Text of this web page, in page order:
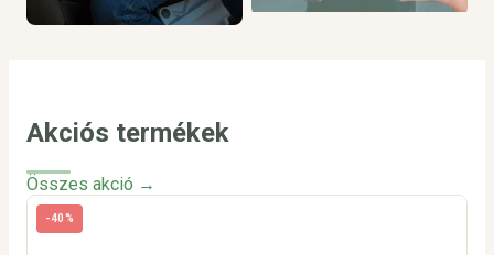
Akciós termékek
Összes akció →
-40%